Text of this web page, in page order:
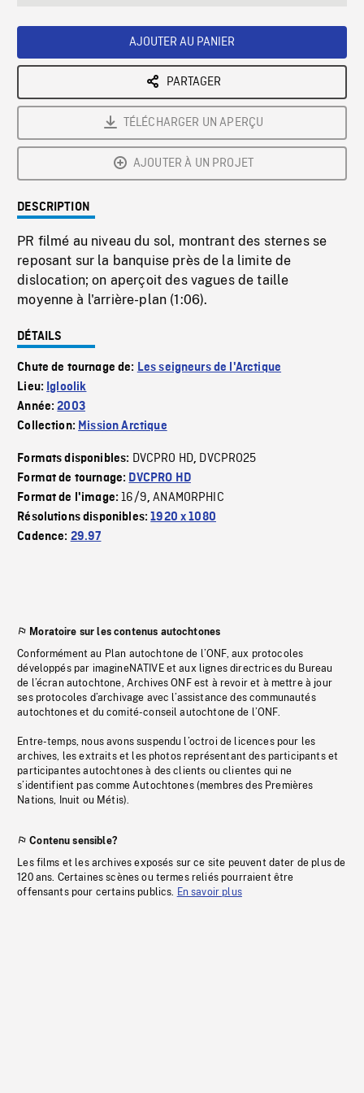
AJOUTER AU PANIER
PARTAGER
TÉLÉCHARGER UN APERÇU
AJOUTER À UN PROJET
DESCRIPTION
PR filmé au niveau du sol, montrant des sternes se
reposant sur la banquise près de la limite de
dislocation; on aperçoit des vagues de taille
moyenne à l'arrière-plan (1:06).
DÉTAILS
Chute de tournage de: Les seigneurs de l'Arctique
Lieu: Igloolik
Année:2003
Collection: Mission Arctique
Formats disponibles: DVCPRO HD, DVCPRO25
Format de tournage: DVCPRO HD
Format de l'image:16/9,ANAMORPHIC
Résolutions disponibles:1920 x 1080
Cadence: 29.97
Moratoire sur les contenus autochtones
Conformément au Plan autochtone de l’ONF, aux protocoles
développés par imagineNATIVE et aux lignes directrices du Bureau
de l’écran autochtone, Archives ONF est à revoir et à mettre à jour
ses protocoles d’archivage avec l’assistance des communautés
autochtones et du comité-conseil autochtone de l’ONF.
Entre-temps, nous avons suspendu l’octroi de licences pour les
archives, les extraits et les photos représentant des participants et
participantes autochtones à des clients ou clientes qui ne
s’identifient pas comme Autochtones (membres des Premières
Nations, Inuit ou Métis).
Contenu sensible?
Les films et les archives exposés sur ce site peuvent dater de plus de
120 ans. Certaines scènes ou termes reliés pourraient être
offensants pour certains publics. En savoir plus